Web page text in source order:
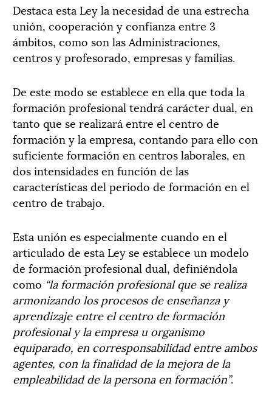
Destaca esta Ley la necesidad de una estrecha
unión, cooperación y confianza entre 3
ámbitos, como son las Administraciones,
centros y profesorado, empresas y familias.
De este modo se establece en ella que toda la
formación profesional tendrá carácter dual, en
tanto que se realizará entre el centro de
formación y la empresa, contando para ello con
suficiente formación en centros laborales, en
dos intensidades en función de las
características del periodo de formación en el
centro de trabajo.
Esta unión es especialmente cuando en el
articulado de esta Ley se establece un modelo
de formación profesional dual, definiéndola
como “la formación profesional que se realiza
armonizando los procesos de enseñanza y
aprendizaje entre el centro de formación
profesional y la empresa u organismo
equiparado, en corresponsabilidad entre ambos
agentes, con la finalidad de la mejora de la
empleabilidad de la persona en formación”.